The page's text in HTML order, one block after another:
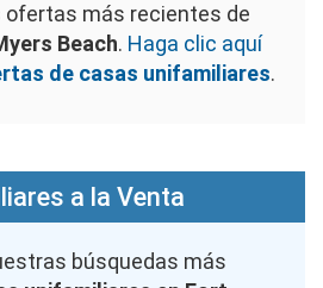
ofertas más recientes de
Beach. Haga clic aquí
de casas unifamiliares.
a la Venta
búsquedas más